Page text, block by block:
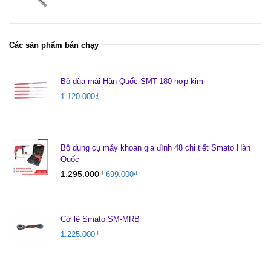
Các sản phẩm bán chạy
Bộ dũa mài Hàn Quốc SMT-180 hợp kim
1.120.000₫
Bộ dụng cụ máy khoan gia đình 48 chi tiết Smato Hàn
Quốc
1.295.000₫ 699.000₫
Cờ lê Smato SM-MRB
1.225.000₫